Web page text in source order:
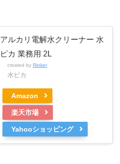
アルカリ電解水クリーナー 水
ピカ 業務用 2L
created by Rinker
水ピカ
Amazon
楽天市場
Yahooショッピング